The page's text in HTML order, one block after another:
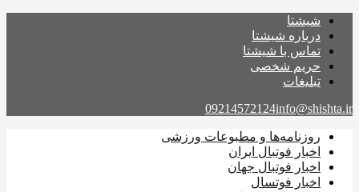
شیشتا
درباره شیشتا
تماس با شیشتا
حریم شخصی
تبلیغات
09214572124info@shishta.ir
روزنامه‌ها و مطبوعات ورزشی
اخبار فوتبال ایران
اخبار فوتبال جهان
اخبار فوتسال